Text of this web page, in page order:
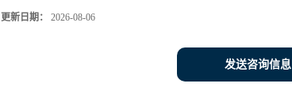
更新日期： 2026-08-06
发送咨询信息